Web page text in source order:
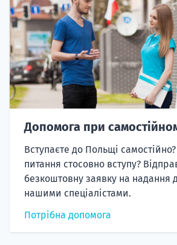
Допомога при
Вступаєте до Польщі
питання стосовно вступу?
безкоштовну заявку на надання
нашими спеціалістами.
Потрібна допомога